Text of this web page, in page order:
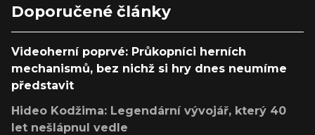
Doporučené články
Videoherní poprvé: Průkopníci herních
mechanismů, bez nichž si hry dnes neumíme
představit
Hideo Kodžima: Legendární vývojář, který 40
let nešlápnul vedle